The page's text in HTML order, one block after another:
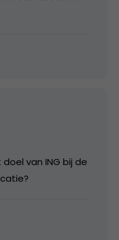
van ING bij de